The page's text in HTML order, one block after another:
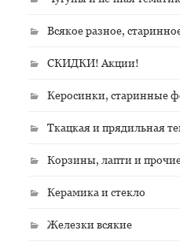
Всякое разное,
СКИДКИ! Акции!
Керосинки, старинные
Ткацкая и прядильная
Корзины, лапти и
Керамика и стекло
Железки всякие